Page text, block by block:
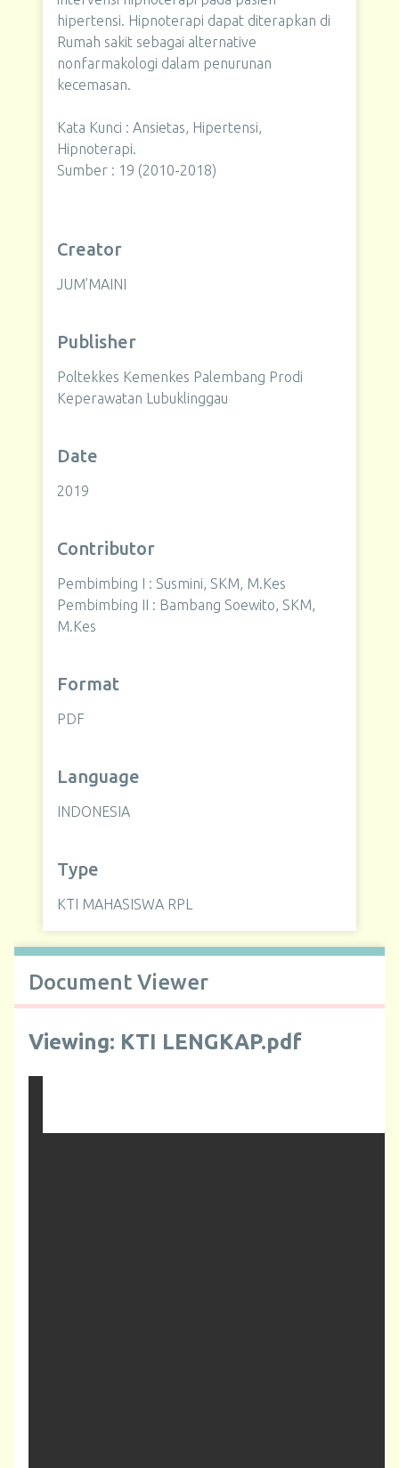
hipertensi. Hipnoterapi dapat diterapkan di
Rumah sakit sebagai alternative
nonfarmakologi dalam penurunan
kecemasan.
Kata Kunci : Ansietas, Hipertensi,
Hipnoterapi.
Sumber : 19 (2010-2018)
Creator
JUM’MAINI
Publisher
Poltekkes Kemenkes Palembang Prodi
Keperawatan Lubuklinggau
Date
2019
Contributor
Pembimbing I : Susmini, SKM, M.Kes
Pembimbing II : Bambang Soewito, SKM,
M.Kes
Format
PDF
Language
INDONESIA
Type
KTI MAHASISWA RPL
Document Viewer
Viewing: KTI LENGKAP.pdf